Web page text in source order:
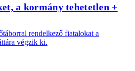
a kormány tehetetlen +
rendelkező fiatalokat a
végzik ki.